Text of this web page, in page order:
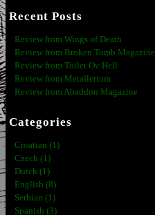
Recent Posts
Review from Wings of Death
Review from Broken Tomb Magazine
Review from Toilet Ov Hell
Review from Metallerium
Review from Abaddon Magazine
Categories
Croatian (1)
Czech (1)
Dutch (1)
English (8)
Serbian (1)
Spanish (3)